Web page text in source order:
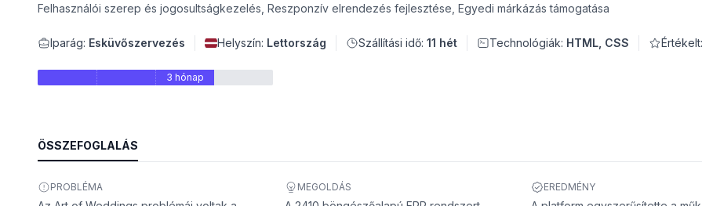
Felhasználói szerep és jogosultságkezelés, Reszponzív elrendezés fejlesztése, Egyedi márkázás támogatása
Iparág: Esküvőszervezés Helyszín: Lettország Szállítási idő: 11 hét Technológiák: HTML, CSS Értékelt:
3 hónap
ÖSSZEFOGLALÁS
PROBLÉMA MEGOLDÁS EREDMÉNY